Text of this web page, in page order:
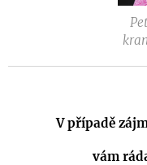
V případě
vám